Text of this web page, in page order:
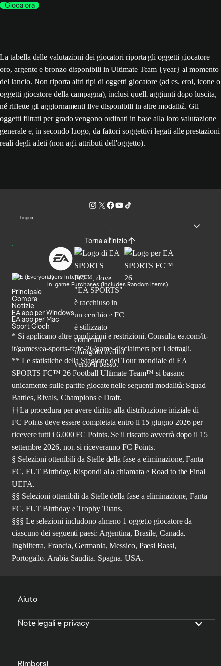
Gioca ora
La tabella delle valutazioni dei giocatori riporta gli oggetti giocatore
oro, argento e bronzo disponibili in Ultimate Team {year} al momento
del lancio. Non riporta altri tipi di oggetti giocatore (ad es. eroi, icone o
oggetti giocatore della campagna), inclusi quelli aggiunti dopo luscita,
né riflette gli aggiornamenti live disponibili in altre modalità. Gli
oggetti filtrati per grado vengono ordinati in base alla loro valutazione
generale e, in secondo luogo, da fattori soggettivi legati alle prestazioni
reali degli atleti (non agli attributi dell'oggetto).
Lingua
Torna all'inizio
Users Interact
In-game Purchases (Includes Random Items)
Principale
Compra
Notizie
EA app per Windows
EA app per Mac
Sport Gioch
* Si applicano altre condizioni e restrizioni. Consulta ea.com/it-
it/games/ea-sports-fc/fc-26/game-disclaimers per i dettagli.
** Le statistiche della Stagione del Tour mondiale di EA
SPORTS FC™ 26 Football Ultimate Team™ si basano
unicamente sulle partite giocate nelle seguenti modalità: Squad
Battles, Rivals, Champions e Draft.
††La procedura per avere diritto alla distribuzione iniziale di
FC Points deve essere completata entro il 15 giugno 2026 per
ricevere tutti i 6.000 FC Points. Se il riscatto avverrà dopo il 15
settembre 2026, non si riceveranno FC Points.
§ Selezioni ottenibili da Stelle della fase a eliminazione, Fanta
FC, FUT Birthday, Rispondi alla chiamata e Road to the Final
UEFA.
§§ Selezioni ottenibili da Stelle della fase a eliminazione, Fanta
FC, FUT Birthday e Trophy Titans.
§§§ Le selezioni includono almeno 1 oggetto giocatore da
ciascuno dei seguenti paesi: Argentina, Brasile, Canada,
Inghilterra, Francia, Germania, Messico, Paesi Bassi,
Portogallo, Arabia Saudita, Spagna, USA.
Aiuto
Note legali e privacy
Rimborsi